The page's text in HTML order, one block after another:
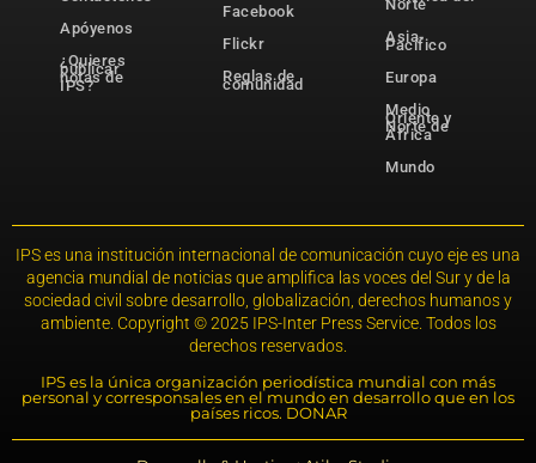
Apóyenos
¿Quieres
publicar
notas de
IPS?
Facebook
Flickr
Reglas de
comunidad
Norte
Asia-
Pacífico
Europa
Medio
Oriente y
Norte de
África
Mundo
IPS es una institución internacional de comunicación cuyo eje es una
agencia mundial de noticias que amplifica las voces del Sur y de la
sociedad civil sobre desarrollo, globalización, derechos humanos y
ambiente. Copyright © 2025 IPS-Inter Press Service. Todos los
derechos reservados.
IPS es la única organización periodística mundial con más
personal y corresponsales en el mundo en desarrollo que en los
países ricos. DONAR